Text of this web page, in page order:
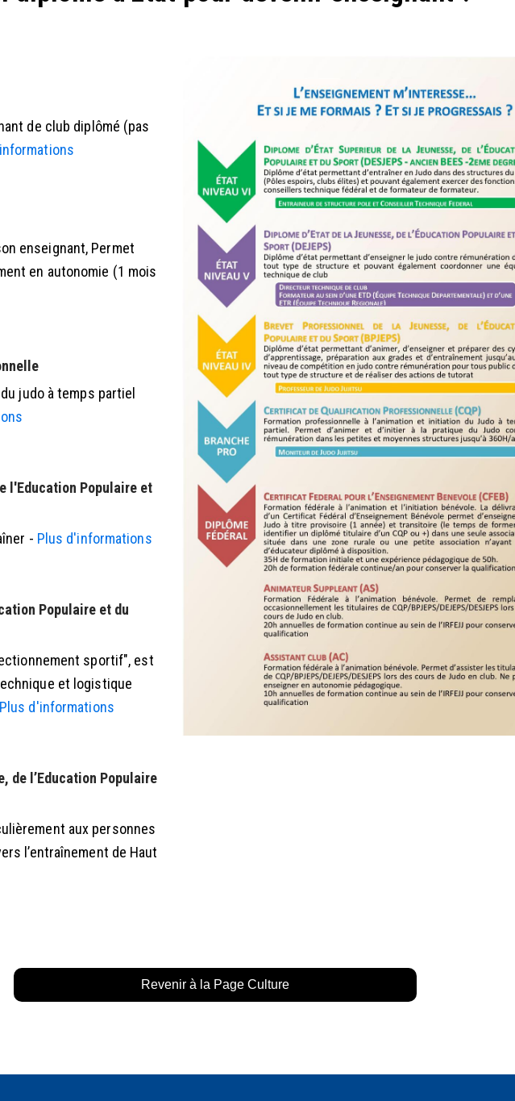
de club diplômé (pas
enseignant, Permet
en autonomie (1 mois
judo à temps partiel
l'Education Populaire et
- Plus d'informations
Populaire et du
sportif", est
et logistique
Plus d'informations
de l’Education Populaire
aux personnes
l’entraînement de Haut
Revenir à la Page Culture